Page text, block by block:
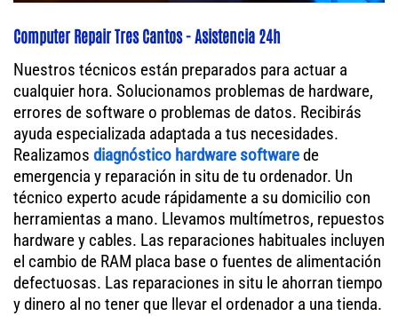
Computer Repair Tres Cantos - Asistencia 24h
Nuestros técnicos están preparados para actuar a
cualquier hora. Solucionamos problemas de hardware,
errores de software o problemas de datos. Recibirás
ayuda especializada adaptada a tus necesidades.
Realizamos diagnóstico hardware softwarede
emergencia y reparación in situ de tu ordenador. Un
técnico experto acude rápidamente a su domicilio con
herramientas a mano. Llevamos multímetros, repuestos
hardware y cables. Las reparaciones habituales incluyen
el cambio de RAM placa base o fuentes de alimentación
defectuosas. Las reparaciones in situ le ahorran tiempo
y dinero al no tener que llevar el ordenador a una tienda.